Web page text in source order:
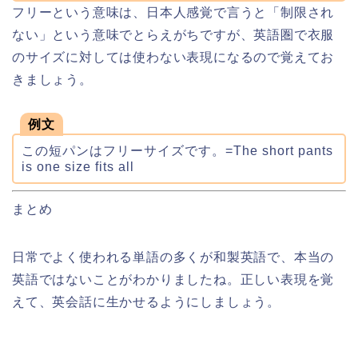
フリーという意味は、日本人感覚で言うと「制限され
ない」という意味でとらえがちですが、英語圏で衣服
のサイズに対しては使わない表現になるので覚えてお
きましょう。
例文
この短パンはフリーサイズです。=The short pants
is one size fits all
まとめ
日常でよく使われる単語の多くが和製英語で、本当の
英語ではないことがわかりましたね。正しい表現を覚
えて、英会話に生かせるようにしましょう。